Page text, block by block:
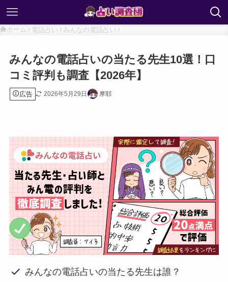
ホーム 電話占い みんなの電話占い
みんなの電話占いの当たる先生10選！口
コミ評判も調査【2026年】
広告 2026年5月29日 摩耶
みんなの電話占いの当たる先生は誰？